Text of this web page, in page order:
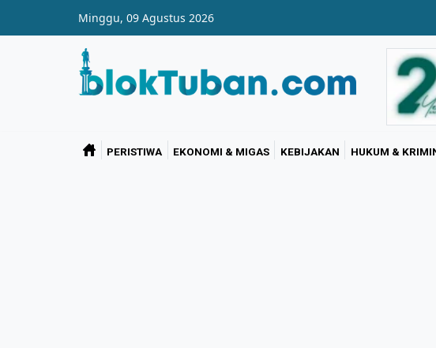
Minggu, 09 Agustus 2026
PERISTIWA EKONOMI & MIGAS KEBIJAKAN HUKUM &